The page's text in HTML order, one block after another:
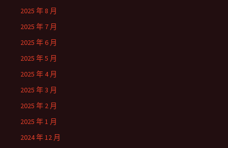
2025 年 8 月
2025 年 7 月
2025 年 6 月
2025 年 5 月
2025 年 4 月
2025 年 3 月
2025 年 2 月
2025 年 1 月
2024 年 12 月